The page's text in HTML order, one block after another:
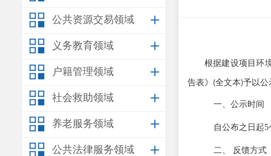
公共资源交易领域
义务教育领域
户籍管理领域
社会救助领域
养老服务领域
公共法律服务领域
根据建设项目环
告表》 (全文本)予以公
一、公示时间
自公布之日起5
二、 反馈方式